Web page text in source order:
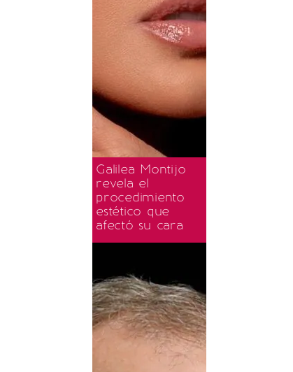
Galilea Montijo
revela el
procedimiento
estético que
afectó su cara